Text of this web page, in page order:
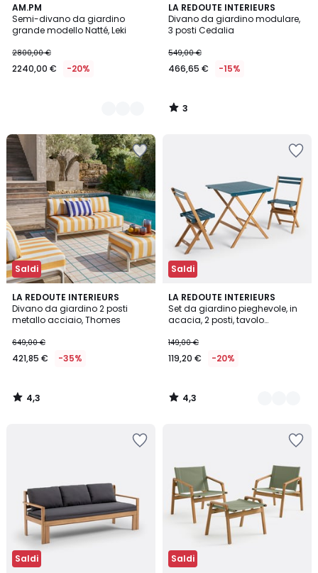
AM.PM
Semi-divano da giardino
grande modello Natté, Leki
€
Invece
di
sconto
applicato.
2800,00 €
2240,00 € -20%
2
Colori
LA REDOUTE INTERIEURS
Divano da giardino modulare,
3 posti Cedalia
549,00 €
466,65 € -15%
3
/
5
3
/
Saldi
LA REDOUTE INTERIEURS
Divano da giardino 2 posti
metallo acciaio, Thomes
649,00 €
421,85 € -35%
4,3
/ 5
4,3
/
Saldi
LA REDOUTE INTERIEURS
Set da giardino pieghevole, in
acacia, 2 posti, tavolo
149,00 €
119,20 € -20%
4,3
/ 5
3
Colori
4,3
/
Saldi Saldi